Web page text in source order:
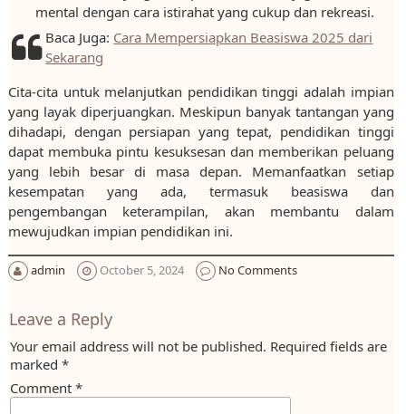
mental dengan cara istirahat yang cukup dan rekreasi.
Baca Juga: Cara Mempersiapkan Beasiswa 2025 dari
Sekarang
Cita-cita untuk melanjutkan pendidikan tinggi adalah impian
yang layak diperjuangkan. Meskipun banyak tantangan yang
dihadapi, dengan persiapan yang tepat, pendidikan tinggi
dapat membuka pintu kesuksesan dan memberikan peluang
yang lebih besar di masa depan. Memanfaatkan setiap
kesempatan yang ada, termasuk beasiswa dan
pengembangan keterampilan, akan membantu dalam
mewujudkan impian pendidikan ini.
admin October 5, 2024 No Comments
Leave a Reply
Your email address will not be published. Required fields are
marked *
Comment *